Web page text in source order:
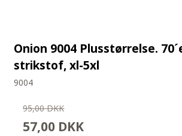
Onion 9004 Plusstørrelse.
strikstof, xl-5xl
9004
95,00 DKK
57,00 DKK